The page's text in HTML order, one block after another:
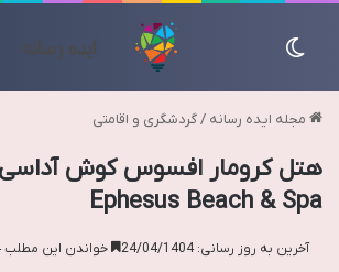
مجله ایده رسانه /گردشگری و اقامتی
Ephesus Beach & Spa
آخرین به روز رسانی: 24/04/1404 خواندن این مطلب 14 دقیقه زمان میبرد